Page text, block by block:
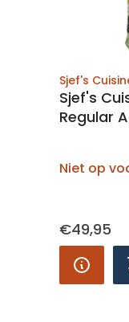
Sjef's
Sjef's
Regular
Niet op
€49,95